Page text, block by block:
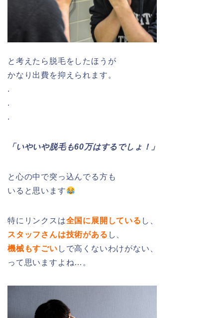
と考えたら脱毛をしたほうが
かなり出費を抑えられます。
.
.
.
「いやいや脱毛も60万はするでしょ！」
と心の中で突っ込んでる方も
いると思います
特にリンクスは全国に展開している し、
スタッフさんは技術がある し、
機械もすごい しで高くないわけがない、
って思いますよね…。